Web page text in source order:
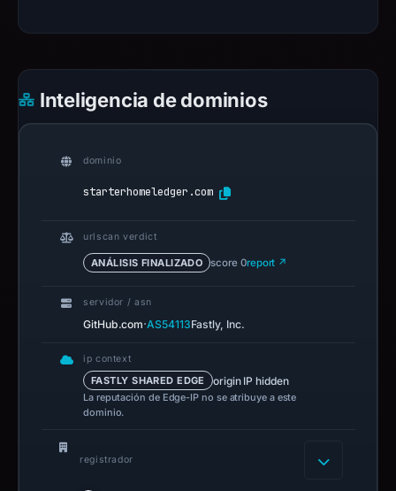
Inteligencia de dominios
dominio
starterhomeledger.com
urlscan verdict
ANÁLISIS FINALIZADO score 0report ↗
servidor / asn
GitHub.com·AS54113Fastly, Inc.
ip context
FASTLY SHARED EDGE origin IP hidden
La reputación de Edge-IP no se atribuye a este
dominio.
registrador